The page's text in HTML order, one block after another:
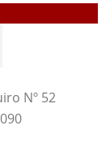
Nº 52